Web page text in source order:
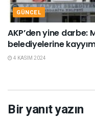
GÜNCEL
AKP’den yine darbe:
belediyelerine
4 KASIM 2024
Bir yanıt yazın